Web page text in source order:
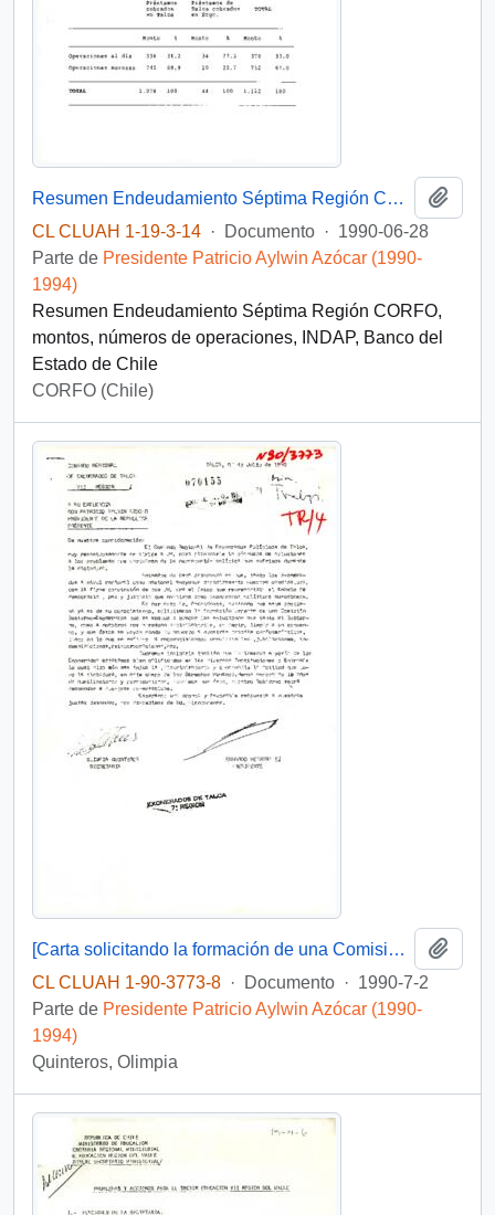
Resumen Endeudamiento Séptima Región CORFO
CL CLUAH 1-19-3-14 · Documento · 1990-06-28
Parte de Presidente Patricio Aylwin Azócar (1990-
1994)
Resumen Endeudamiento Séptima Región CORFO,
montos, números de operaciones, INDAP, Banco del
Estado de Chile
CORFO (Chile)
[Carta solicitando la formación de una Comisión GObierno- Exonerados].
CL CLUAH 1-90-3773-8 · Documento · 1990-7-2
Parte de Presidente Patricio Aylwin Azócar (1990-
1994)
Quinteros, Olimpia